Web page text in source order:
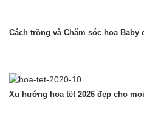
Cách trồng và Chăm sóc hoa Baby
Xu hướng hoa tết 2026 đẹp cho